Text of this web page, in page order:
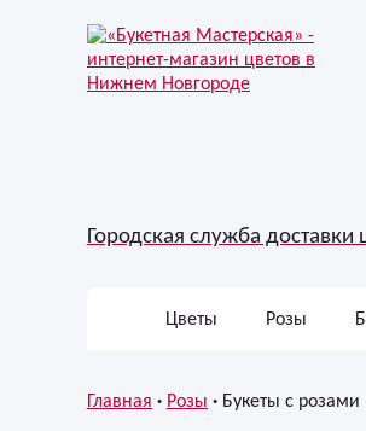
Городская служба
Цветы Розы
Главная Розы Букеты с розами